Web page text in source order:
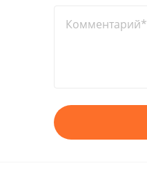
Комментарий*